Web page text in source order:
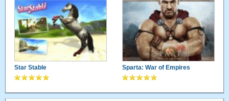
Star Stable Sparta: War of Empires